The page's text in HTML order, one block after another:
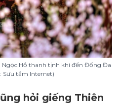
Hồ thanh tịnh khi đến Đống Đa
Sưu tầm Internet)
hỏi giếng Thiên